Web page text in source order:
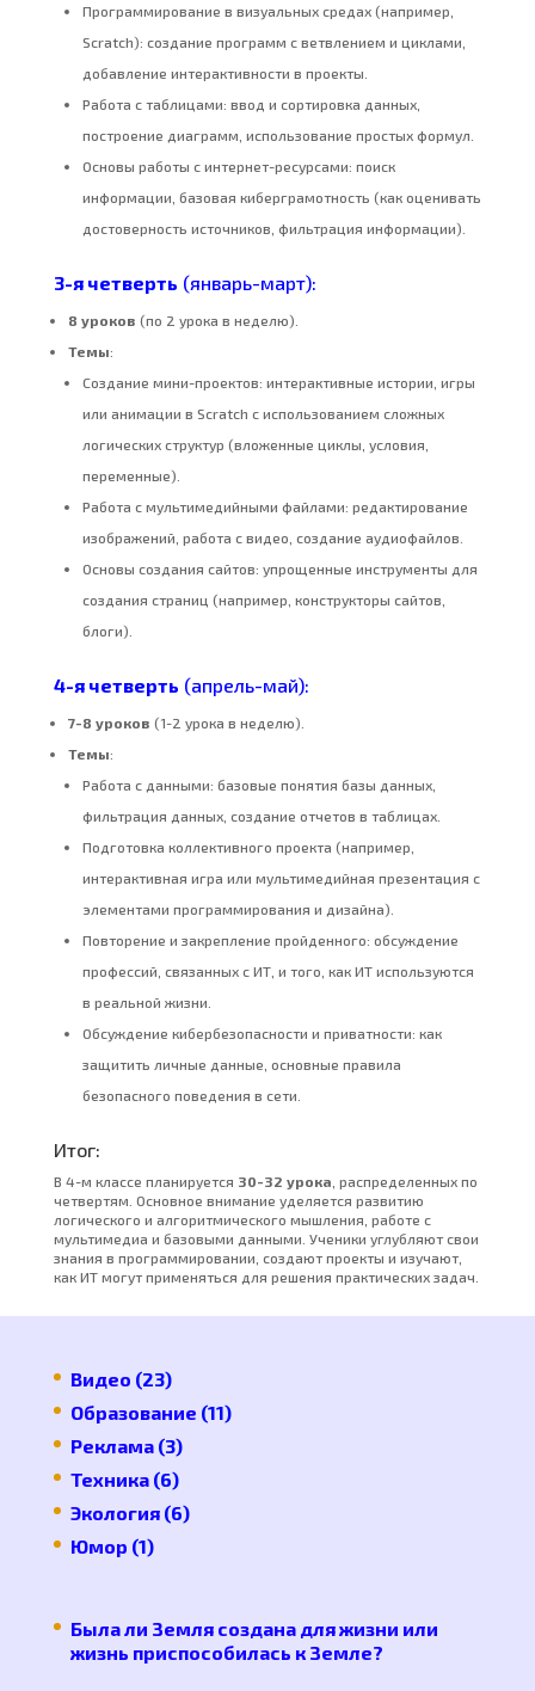
Программирование в визуальных средах (например,
Scratch): создание программ с ветвлением и циклами,
добавление интерактивности в проекты.
Работа с таблицами: ввод и сортировка данных,
построение диаграмм, использование простых формул.
Основы работы с интернет-ресурсами: поиск
информации, базовая киберграмотность (как оценивать
достоверность источников, фильтрация информации).
3-я четверть (январь-март):
8 уроков (по 2 урока в неделю).
Темы:
Создание мини-проектов: интерактивные истории, игры
или анимации в Scratch с использованием сложных
логических структур (вложенные циклы, условия,
переменные).
Работа с мультимедийными файлами: редактирование
изображений, работа с видео, создание аудиофайлов.
Основы создания сайтов: упрощенные инструменты для
создания страниц (например, конструкторы сайтов,
блоги).
4-я четверть (апрель-май):
7-8 уроков (1-2 урока в неделю).
Темы:
Работа с данными: базовые понятия базы данных,
фильтрация данных, создание отчетов в таблицах.
Подготовка коллективного проекта (например,
интерактивная игра или мультимедийная презентация с
элементами программирования и дизайна).
Повторение и закрепление пройденного: обсуждение
профессий, связанных с ИТ, и того, как ИТ используются
в реальной жизни.
Обсуждение кибербезопасности и приватности: как
защитить личные данные, основные правила
безопасного поведения в сети.
Итог:
В 4-м классе планируется 30-32 урока , распределенных по
четвертям. Основное внимание уделяется развитию
логического и алгоритмического мышления, работе с
мультимедиа и базовыми данными. Ученики углубляют свои
знания в программировании, создают проекты и изучают,
как ИТ могут применяться для решения практических задач.
Видео (23)
Образование (11)
Реклама(3)
Техника(6)
Экология(6)
Юмор (1)
Была ли Земля создана для жизни или
жизнь приспособилась к Земле?